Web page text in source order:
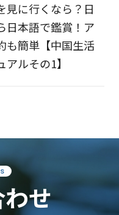
見に行くなら？日
日本語で鑑賞！ア
も簡単【中国生活
ルその1】
せ